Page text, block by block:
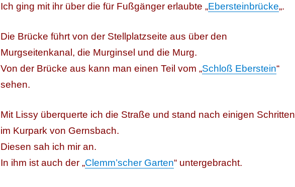
Ich ging mit ihr über die für Fußgänger erlaubte „Ebersteinbrücke„.
Die Brücke führt von der Stellplatzseite aus über den
Murgseitenkanal, die Murginsel und die Murg.
Von der Brücke aus kann man einen Teil vom „Schloß Eberstein“
sehen.
Mit Lissy überquerte ich die Straße und stand nach einigen Schritten
im Kurpark von Gernsbach.
Diesen sah ich mir an.
In ihm ist auch der „Clemm’scher Garten“ untergebracht.